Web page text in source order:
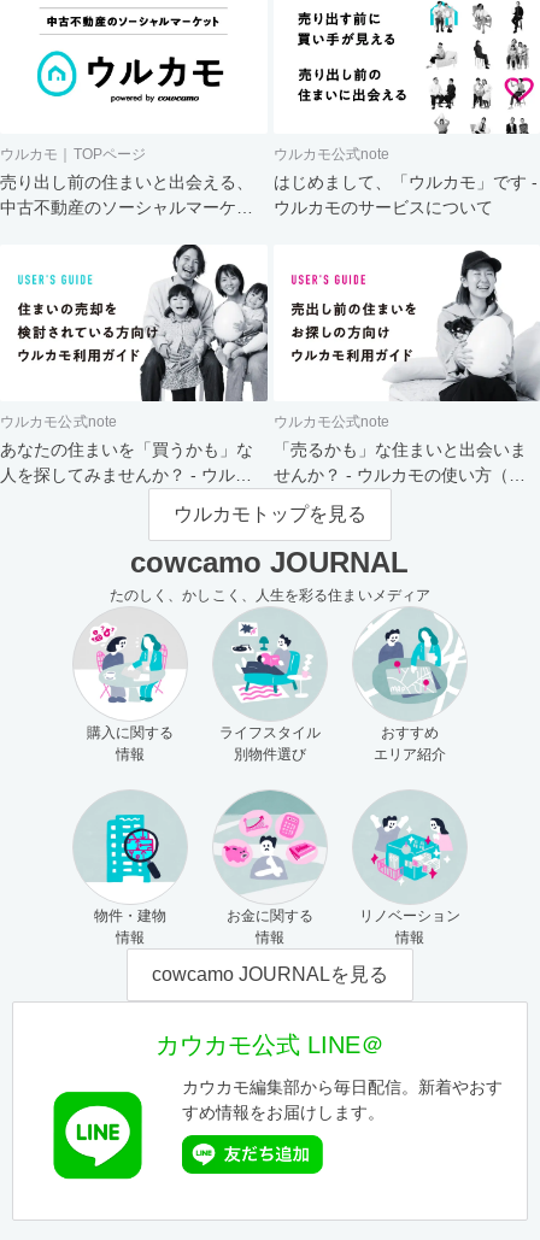
ウルカモ｜TOPページ
売り出し前の住まいと出会える、
中古不動産のソーシャルマーケッ
ウルカモ公式note
はじめまして、「ウルカモ」です -
ウルカモのサービスについて
ウルカモ公式note
あなたの住まいを「買うかも」な
人を探してみませんか？ - ウルカ
ウルカモ公式note
「売るかも」な住まいと出会いま
せんか？ - ウルカモの使い方（買
主さま向け）
ウルカモトップを見る
cowcamo JOURNAL
たのしく、かしこく、人生を彩る住まいメディア
購入に関する
情報
ライフスタイル
別物件選び
おすすめ
エリア紹介
物件・建物
情報
お金に関する
情報
リノベーション
情報
cowcamo JOURNALを見る
カウカモ公式 LINE＠
カウカモ編集部から毎日配信。新着やおす
すめ情報をお届けします。